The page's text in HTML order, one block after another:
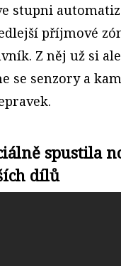
stupni
příjmové
Z něj už si
se senzory a
spustila
dílů